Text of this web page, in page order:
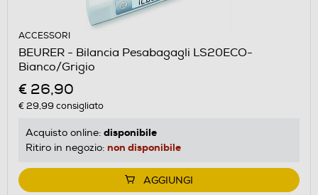
ACCESSORI
BEURER - Bilancia Pesabagagli LS20ECO-
Bianco/Grigio
€ 26,90
€ 29,99 consigliato
Acquisto online: disponibile
Ritiro in negozio: non disponibile
AGGIUNGI